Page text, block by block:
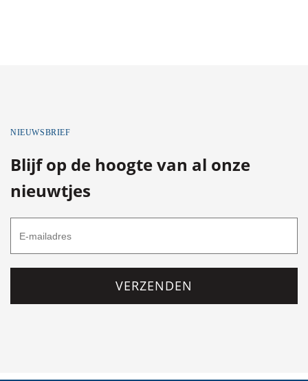
NIEUWSBRIEF
Blijf op de hoogte van al onze
nieuwtjes
VERZENDEN